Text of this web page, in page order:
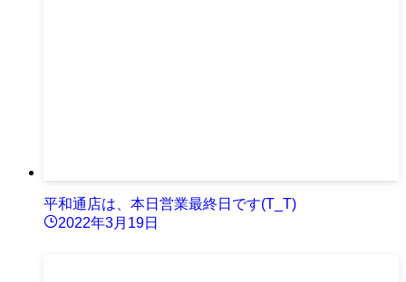
平和通店は、本日営業最終日です(T_T)
2022年3月19日